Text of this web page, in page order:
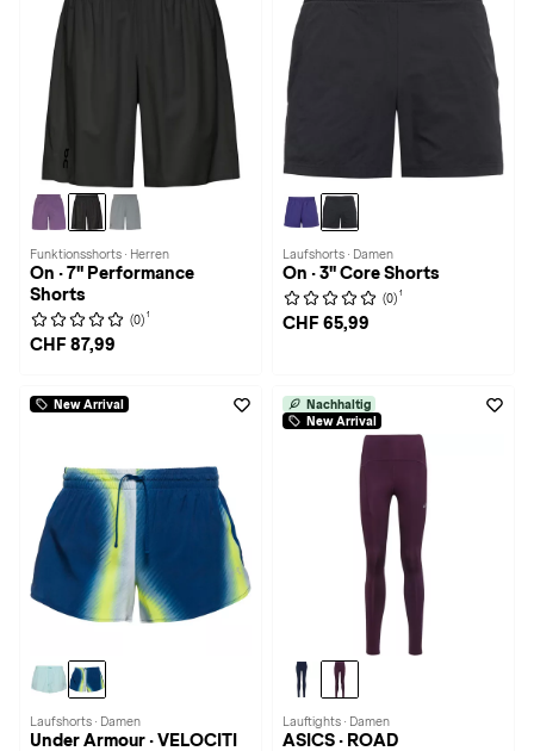
Funktionsshorts · Herren
On · 7" Performance
Shorts
(0) 1
CHF 87,99
Laufshorts · Damen
On · 3" Core Shorts
(0) 1
CHF 65,99
New Arrival
Laufshorts · Damen
Under Armour · VELOCITI
Nachhaltig
New Arrival
Lauftights · Damen
ASICS · ROAD